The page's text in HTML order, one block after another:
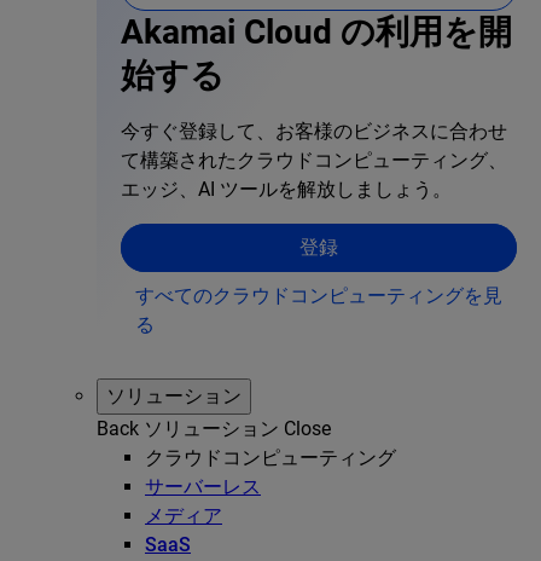
Akamai Cloud の利用を開
始する
今すぐ登録して、お客様のビジネスに合わせ
て構築されたクラウドコンピューティング、
エッジ、AI ツールを解放しましょう。
登録
すべてのクラウドコンピューティングを見
る
ソリューション
Back ソリューション Close
クラウドコンピューティング
サーバーレス
メディア
SaaS